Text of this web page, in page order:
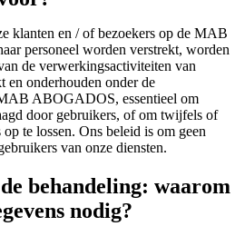
klanten en / of bezoekers op de MAB
personeel worden verstrekt, worden
de verwerkingsactiviteiten van
en onderhouden onder de
ABOGADOS, essentieel om
door gebruikers, of om twijfels of
te lossen. Ons beleid is om geen
van onze diensten.
behandeling: waarom
nodig?